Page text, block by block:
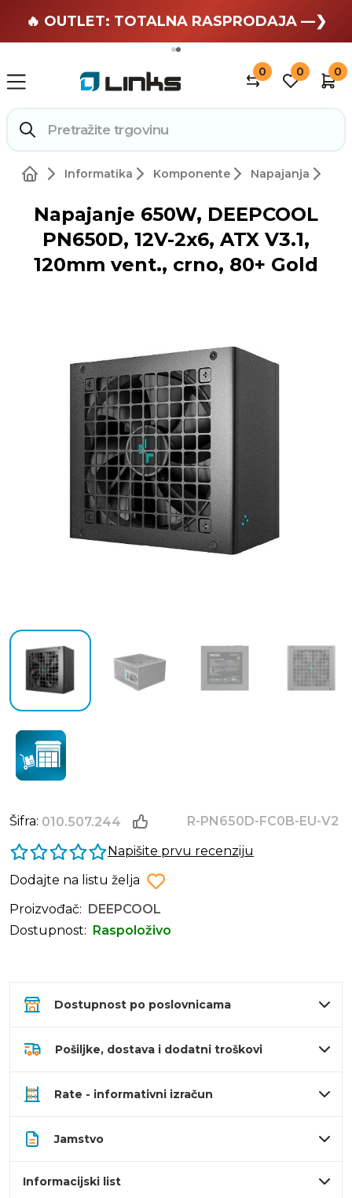
🏄 Zaslužuješ odmor —❯
🔥 OUTLET: TOTALNA RASPRODAJA —❯
0 0 0
Informatika Komponente Napajanja
Napajanje 650W, DEEPCOOL
PN650D, 12V-2x6, ATX V3.1,
120mm vent., crno, 80+ Gold
Šifra: 010.507.244
R-PN650D-FC0B-EU-V2
Napišite prvu recenziju
Dodajte na listu želja
Proizvođač:
DEEPCOOL
Dostupnost:
Raspoloživo
Dostupnost po poslovnicama
Pošiljke, dostava i dodatni troškovi
Rate - informativni izračun
Jamstvo
Informacijski list